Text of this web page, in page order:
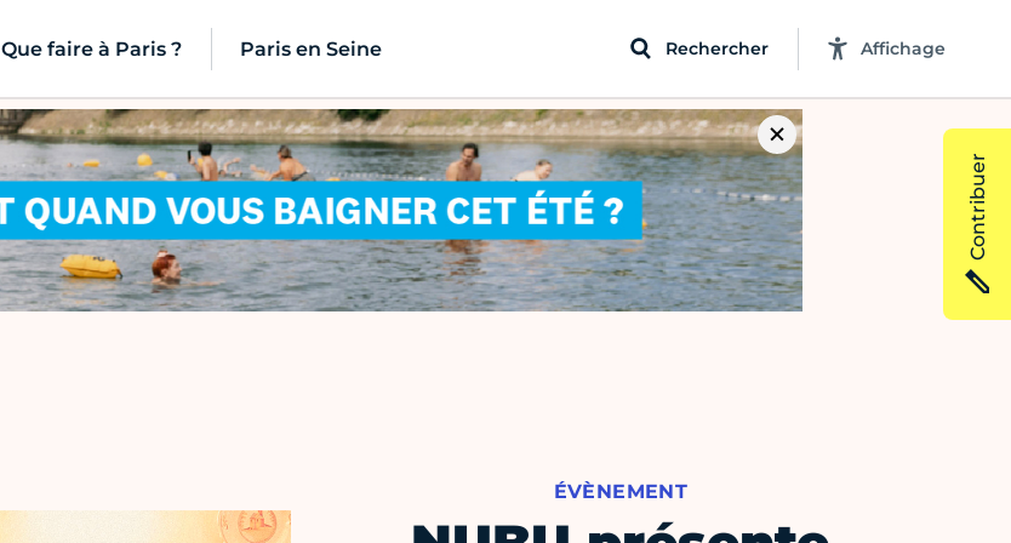
Que faire à Paris ? Paris en Seine Rechercher Affichage
ÉVÈNEMENT
Contribuer